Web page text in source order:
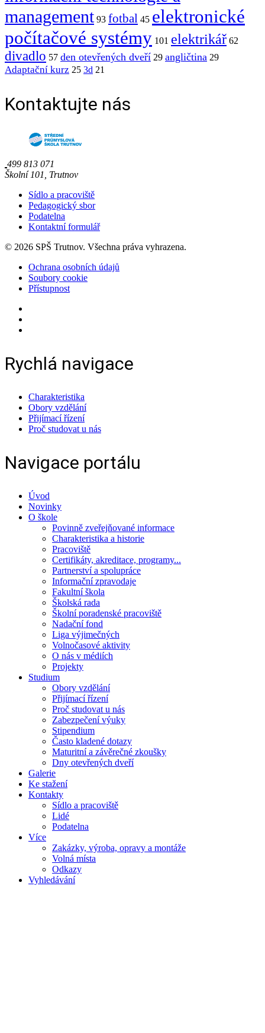
management 93 fotbal 45 elektronické
počítačové systémy 101 elektrikář 62
divadlo 57 den otevřených dveří 29 angličtina 29
Adaptační kurz 25 3d 21
Kontaktujte nás
499 813 071
Školní 101, Trutnov
Sídlo a pracoviště
Pedagogický sbor
Podatelna
Kontaktní formulář
© 2026 SPŠ Trutnov. Všechna práva vyhrazena.
Ochrana osobních údajů
Soubory cookie
Přístupnost
Rychlá navigace
Charakteristika
Obory vzdělání
Přijímací řízení
Proč studovat u nás
Navigace portálu
Úvod
Novinky
O škole
Povinně zveřejňované informace
Charakteristika a historie
Pracoviště
Certifikáty, akreditace, programy...
Partnerství a spolupráce
Informační zpravodaje
Fakultní škola
Školská rada
Školní poradenské pracoviště
Nadační fond
Liga výjimečných
Volnočasové aktivity
O nás v médiích
Projekty
Studium
Obory vzdělání
Přijímací řízení
Proč studovat u nás
Zabezpečení výuky
Stipendium
Často kladené dotazy
Maturitní a závěrečné zkoušky
Dny otevřených dveří
Galerie
Ke stažení
Kontakty
Sídlo a pracoviště
Lidé
Podatelna
Více
Zakázky, výroba, opravy a montáže
Volná místa
Odkazy
Vyhledávání